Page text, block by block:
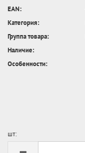
EAN:
Категория:
Группа товара:
Наличие:
Особенности:
шт: